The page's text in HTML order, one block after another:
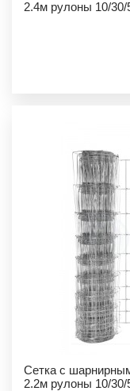
2.4м рулоны 10/30/
Сетка с
2.2м рулоны 10/30/